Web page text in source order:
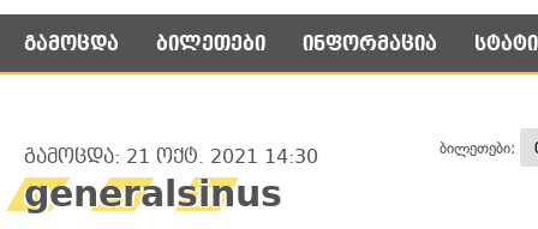
გამოცდა ბილეთები ინფორმაცია
გამოცდა: 21 ოქტ. 2021 14:30
generalsinus
ბილეთები: